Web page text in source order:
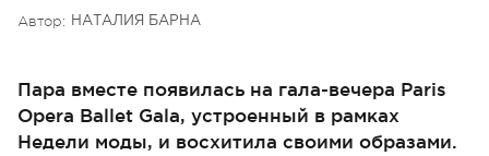
Автор: НАТАЛИЯ БАРНА
Пара вместе появилась на гала-вечера Paris
Opera Ballet Gala, устроенный в рамках
Недели моды, и восхитила своими образами.